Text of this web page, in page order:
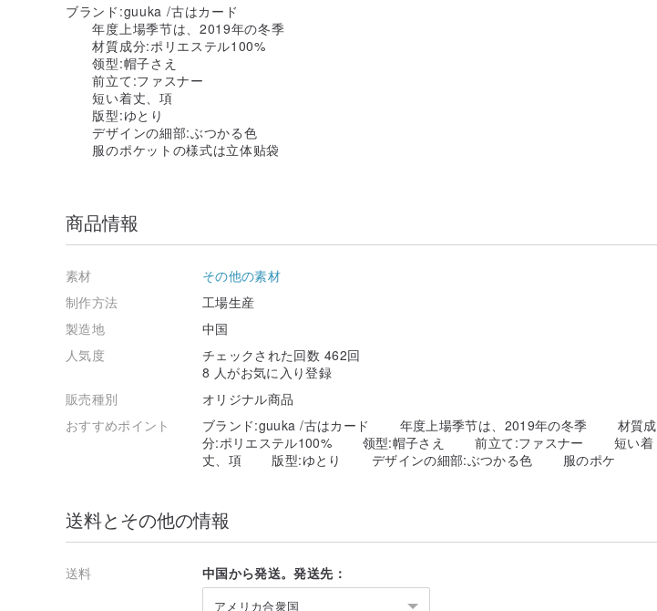
ブランド:guuka /古はカード
年度上場季节は、2019年の冬季
材質成分:ポリエステル100%
领型:帽子さえ
前立て:ファスナー
短い着丈、項
版型:ゆとり
デザインの細部:ぶつかる色
服のポケットの様式は立体贴袋
商品情報
素材
その他の素材
制作方法
工場生産
製造地
中国
人気度
チェックされた回数 462回
8 人がお気に入り登録
販売種別
オリジナル商品
おすすめポイント
ブランド:guuka /古はカード 年度上場季节は、2019年の冬季 材質成
分:ポリエステル100% 领型:帽子さえ 前立て:ファスナー 短い着
丈、項 版型:ゆとり デザインの細部:ぶつかる色 服のポケ
送料とその他の情報
送料 中国から発送。発送先：
アメリカ合衆国